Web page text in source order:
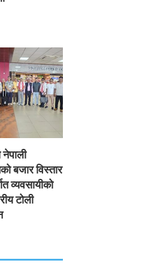
बजार विस्तार
व्यवसायीको
टोली